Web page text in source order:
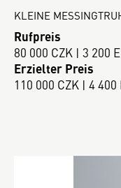
KLEINE
Rufpreis
80 000 CZK | 3 200
Erzielter Preis
110 000 CZK | 4 400